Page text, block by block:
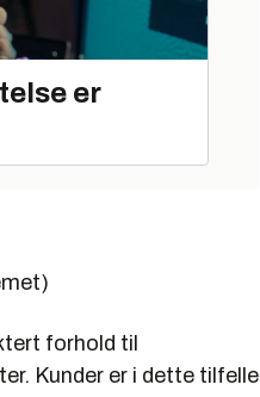
er
forhold til
Kunder er i dette tilfelle